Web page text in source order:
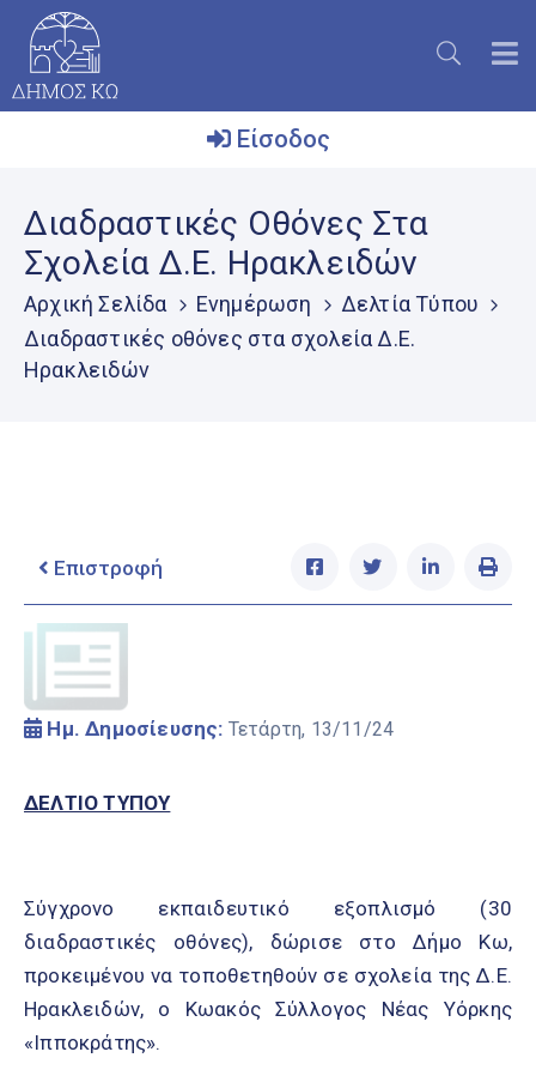
Δήμος
Το
Νησί
Ενημέρωση
English
Είσοδος
Διαδραστικές Οθόνες Στα
Σχολεία Δ.Ε. Ηρακλειδών
Αρχική Σελίδα Ενημέρωση
Δελτία Τύπου
Διαδραστικές οθόνες στα σχολεία Δ.Ε.
Ηρακλειδών
Επιστροφή
Ημ. Δημοσίευσης: Τετάρτη, 13/11/24
ΔΕΛΤΙΟ ΤΥΠΟΥ
Σύγχρονο εκπαιδευτικό εξοπλισμό (30
διαδραστικές οθόνες), δώρισε στο Δήμο Κω,
προκειμένου να τοποθετηθούν σε σχολεία της Δ.Ε.
Ηρακλειδών, ο Κωακός Σύλλογος Νέας Υόρκης
«Ιπποκράτης».